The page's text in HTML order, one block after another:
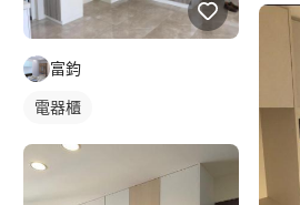
富鈞
電器櫃